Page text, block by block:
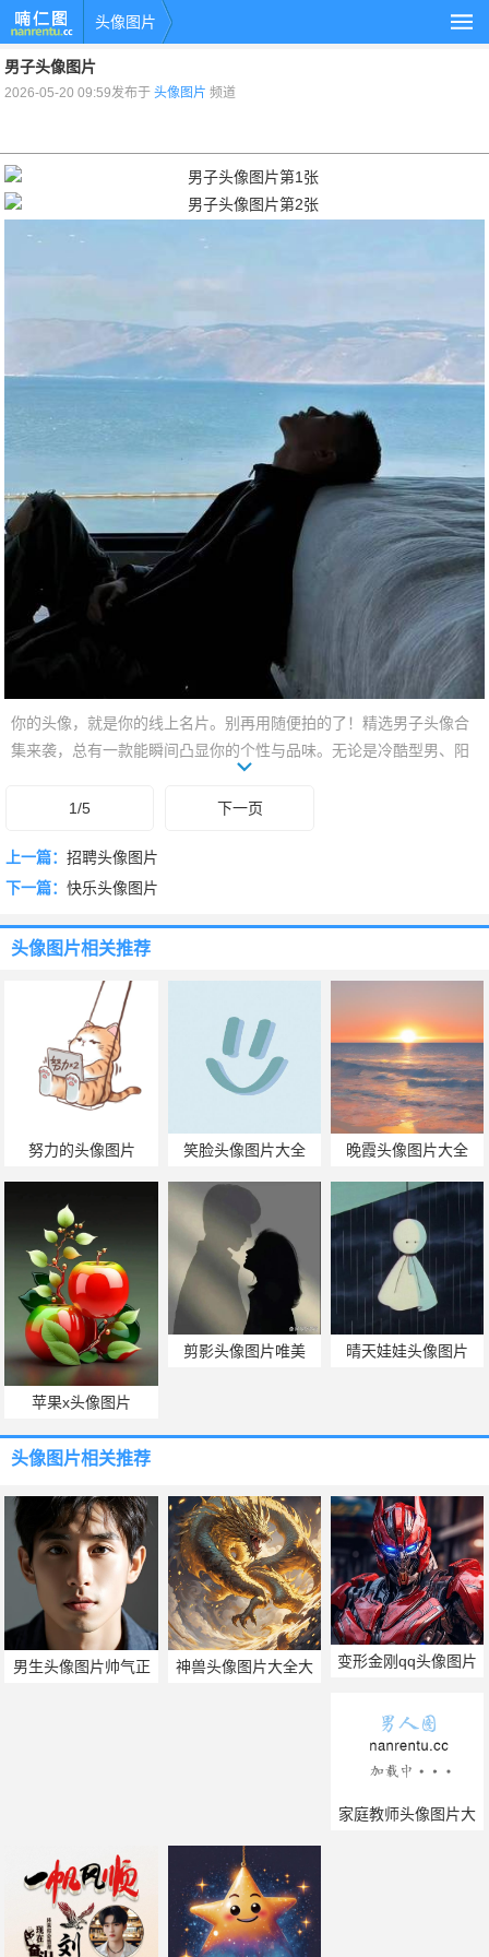
头像图片
男子头像图片
2026-05-20 09:59发布于头像图片 频道
你的头像，就是你的线上名片。别再用随便拍的了！精选男子头像合
集来袭，总有一款能瞬间凸显你的个性与品味。无论是冷酷型男、阳
光少年，还是成熟稳重、潮流前卫，这里都能找到你的专属标签。滑
下去，找到那张让你自信加倍、引人注目的最佳头像吧！
1/5 下一页
上一篇： 招聘头像图片
下一篇： 快乐头像图片
头像图片相关推荐
努力的头像图片 笑脸头像图片大全 晚霞头像图片大全
苹果x头像图片
剪影头像图片唯美 晴天娃娃头像图片
头像图片相关推荐
男生头像图片帅气正
神兽头像图片大全大
变形金刚qq头像图片
家庭教师头像图片大